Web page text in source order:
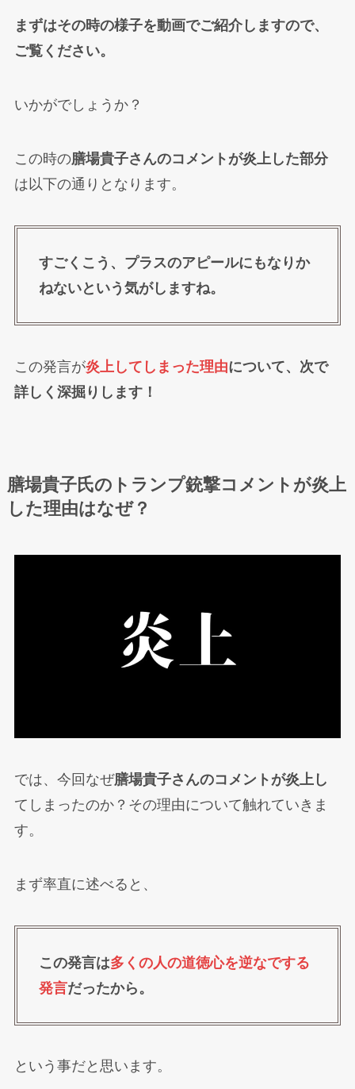
まずはその時の様子を動画でご紹介しますので、
ご覧ください。
いかがでしょうか？
この時の膳場貴子さんのコメントが炎上した部分
は以下の通りとなります。
すごくこう、プラスのアピールにもなりか
ねないという気がしますね。
この発言が炎上してしまった理由について、次で
詳しく深掘りします！
膳場貴子氏のトランプ銃撃コメントが炎上
した理由はなぜ？
では、今回なぜ膳場貴子さんのコメントが炎上し
てしまったのか？その理由について触れていきま
す。
まず率直に述べると、
この発言は多くの人の道徳心を逆なでする
発言だったから。
という事だと思います。